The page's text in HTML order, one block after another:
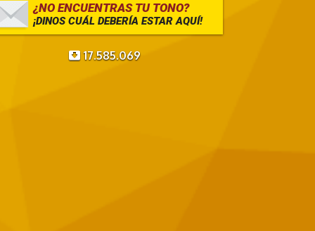
¿NO ENCUENTRAS TU TONO?
¡DINOS CUÁL DEBERÍA ESTAR AQUÍ!
17.585.069